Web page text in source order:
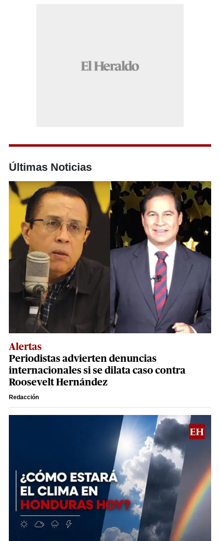
Últimas Noticias
Alertas
Periodistas advierten denuncias
internacionales si se dilata caso contra
Roosevelt Hernández
Redacción